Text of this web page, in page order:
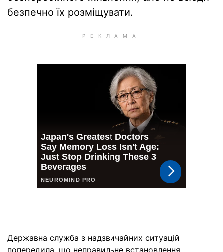
безпечно їх розміщувати.
Державна служба з надзвичайних ситуацій
попередила, що неправильне встановлення